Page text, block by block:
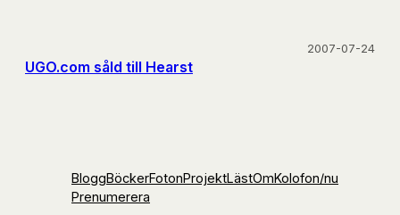
UGO.com såld till Hearst
2007-07-24
BloggBöckerFotonProjektLästOmKolofon/nu
Prenumerera